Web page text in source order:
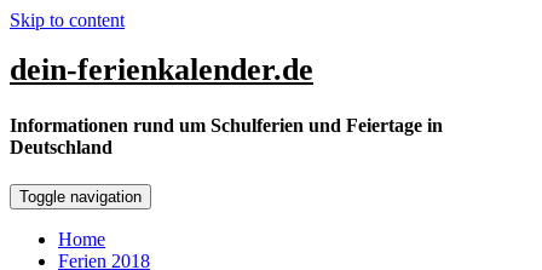
Skip to content
dein-ferienkalender.de
Informationen rund um Schulferien und Feiertage in
Deutschland
Toggle navigation
Home
Ferien 2018